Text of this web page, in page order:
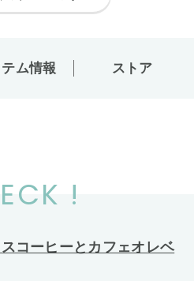
ム情報 ストア
!
コーヒーとカフェオレベ